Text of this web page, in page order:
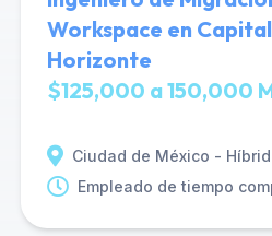
Workspace en
Horizonte
$125,000 a 150,000
Ciudad de México -
Empleado de tiempo